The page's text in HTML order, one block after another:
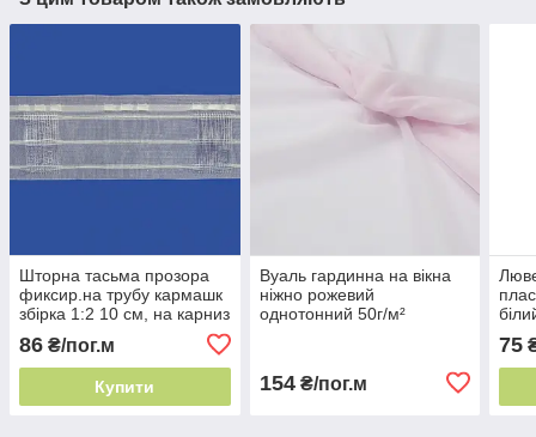
Шторна тасьма прозора
фиксир.на трубу кармашк
збірка 1:2 10 см, на карниз
86 ₴/пог.м
Купити
Вуаль гардинна на вікна
ніжно рожевий
однотонний 50г/м²
154₴/пог.м
75